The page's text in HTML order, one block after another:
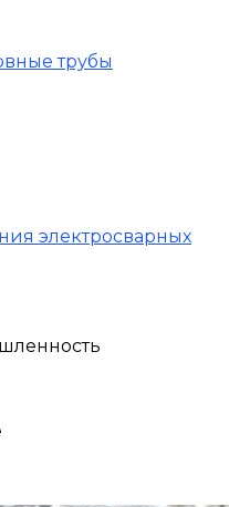
трубы
электросварных